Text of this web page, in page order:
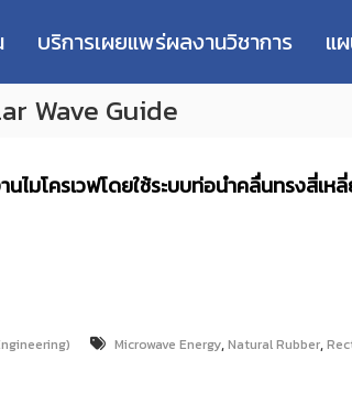
บริการเผยแพร่ผลงานวิชาการ แ
Wave Guide
ไมโครเวฟโดยใช้ระบบท่อนำคลื่นทรงสี่เห
Microwave Energy,Natural Rubber,